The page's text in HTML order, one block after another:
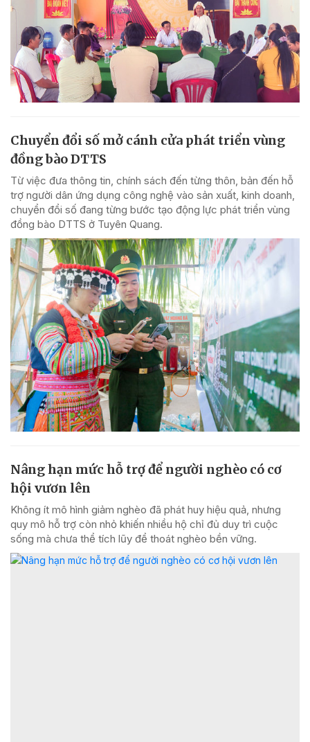
Chuyển đổi số mở cánh cửa phát triển vùng
đồng bào DTTS
Từ việc đưa thông tin, chính sách đến từng thôn, bản đến hỗ
trợ người dân ứng dụng công nghệ vào sản xuất, kinh doanh,
chuyển đổi số đang từng bước tạo động lực phát triển vùng
đồng bào DTTS ở Tuyên Quang.
Nâng hạn mức hỗ trợ để người nghèo có cơ
hội vươn lên
Không ít mô hình giảm nghèo đã phát huy hiệu quả, nhưng
quy mô hỗ trợ còn nhỏ khiến nhiều hộ chỉ đủ duy trì cuộc
sống mà chưa thể tích lũy để thoát nghèo bền vững.